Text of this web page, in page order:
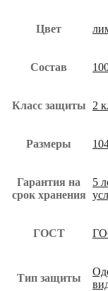
Цвет
Состав
Класс защиты 2
Размеры
Гарантия на
срок хранения
5
ГОСТ
Тип защиты